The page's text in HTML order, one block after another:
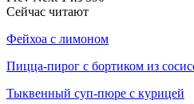
Сейчас читают
Фейхоа с лимоном
Пицца-пирог с бортиком из
Тыквенный суп-пюре с курицей